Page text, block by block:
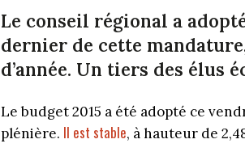
Le conseil régional a
dernier de cette
d’année. Un tiers des élus
Le budget 2015 a été adopté ce
plénière. Il est stable, à hauteur de